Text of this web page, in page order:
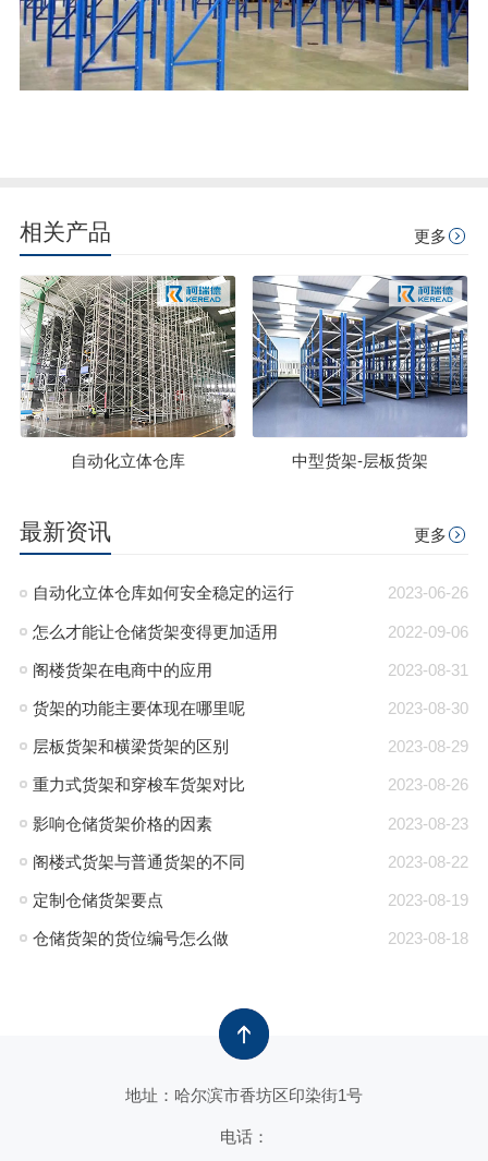
相关产品 更多
自动化立体仓库 中型货架-层板货架
最新资讯 更多
2023-06-26
自动化立体仓库如何安全稳定的运行
2022-09-06
怎么才能让仓储货架变得更加适用
2023-08-31
阁楼货架在电商中的应用
2023-08-30
货架的功能主要体现在哪里呢
2023-08-29
层板货架和横梁货架的区别
2023-08-26
重力式货架和穿梭车货架对比
2023-08-23
影响仓储货架价格的因素
2023-08-22
阁楼式货架与普通货架的不同
2023-08-19
定制仓储货架要点
2023-08-18
仓储货架的货位编号怎么做
地址：哈尔滨市香坊区印染街1号
电话：